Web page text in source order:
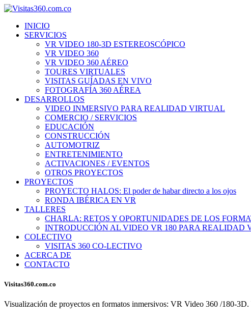
INICIO
SERVICIOS
VR VIDEO 180-3D ESTEREOSCÓPICO
VR VIDEO 360
VR VIDEO 360 AÉREO
TOURES VIRTUALES
VISITAS GUÍADAS EN VIVO
FOTOGRAFÍA 360 AÉREA
DESARROLLOS
VIDEO INMERSIVO PARA REALIDAD VIRTUAL
COMERCIO / SERVICIOS
EDUCACIÓN
CONSTRUCCIÓN
AUTOMOTRIZ
ENTRETENIMIENTO
ACTIVACIONES / EVENTOS
OTROS PROYECTOS
PROYECTOS
PROYECTO HALOS: El poder de habar directo a los ojos
RONDA IBÉRICA EN VR
TALLERES
CHARLA: RETOS Y OPORTUNIDADES DE LOS
INTRODUCCIÓN AL VIDEO VR 180 PARA REALIDAD
COLECTIVO
VISITAS 360 CO-LECTIVO
ACERCA DE
CONTACTO
Visitas360.com.co
Visualización de proyectos en formatos inmersivos: VR Video 360 /180-3D.